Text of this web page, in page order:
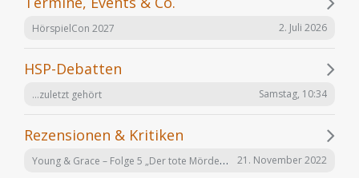
HörspielCon 2027 2. Juli 2026
HSP-Debatten
...zuletzt gehört Samstag, 10:34
Rezensionen & Kritiken
Young & Grace – Folge 5 „Der tote Mörder“ von TOS Hörfabrik 21. November 2022